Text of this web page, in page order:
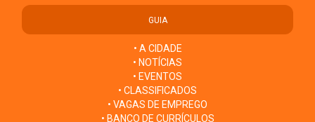
GUIA
• A CIDADE
• NOTÍCIAS
• EVENTOS
• CLASSIFICADOS
• VAGAS DE EMPREGO
• BANCO DE CURRÍCULOS